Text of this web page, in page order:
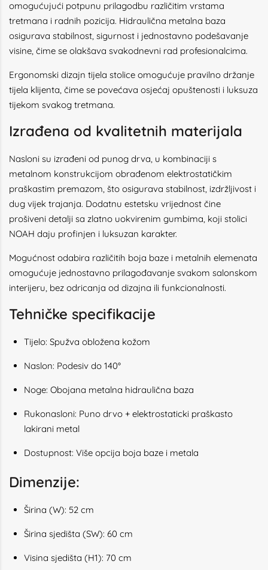
omogućujući potpunu prilagodbu različitim vrstama
tretmana i radnih pozicija. Hidraulična metalna baza
osigurava stabilnost, sigurnost i jednostavno podešavanje
visine, čime se olakšava svakodnevni rad profesionalcima.
Ergonomski dizajn tijela stolice omogućuje pravilno držanje
tijela klijenta, čime se povećava osjećaj opuštenosti i luksuza
tijekom svakog tretmana.
Izrađena od kvalitetnih materijala
Nasloni su izrađeni od punog drva, u kombinaciji s
metalnom konstrukcijom obrađenom elektrostatičkim
praškastim premazom, što osigurava stabilnost, izdržljivost i
dug vijek trajanja. Dodatnu estetsku vrijednost čine
prošiveni detalji sa zlatno uokvirenim gumbima, koji stolici
NOAH daju profinjen i luksuzan karakter.
Mogućnost odabira različitih boja baze i metalnih elemenata
omogućuje jednostavno prilagođavanje svakom salonskom
interijeru, bez odricanja od dizajna ili funkcionalnosti.
Tehničke specifikacije
Tijelo: Spužva obložena kožom
Naslon: Podesiv do 140°
Noge: Obojana metalna hidraulična baza
Rukonasloni: Puno drvo + elektrostaticki praškasto
lakirani metal
Dostupnost: Više opcija boja baze i metala
Dimenzije:
Širina (W): 52 cm
Širina sjedišta (SW): 60 cm
Visina sjedišta (H1): 70 cm